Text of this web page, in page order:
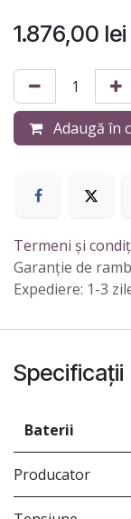
1.876,00 lei
Adaugă în
Termeni și
Garanție de
Expediere: 1-3
Specificații
Baterii
Producator